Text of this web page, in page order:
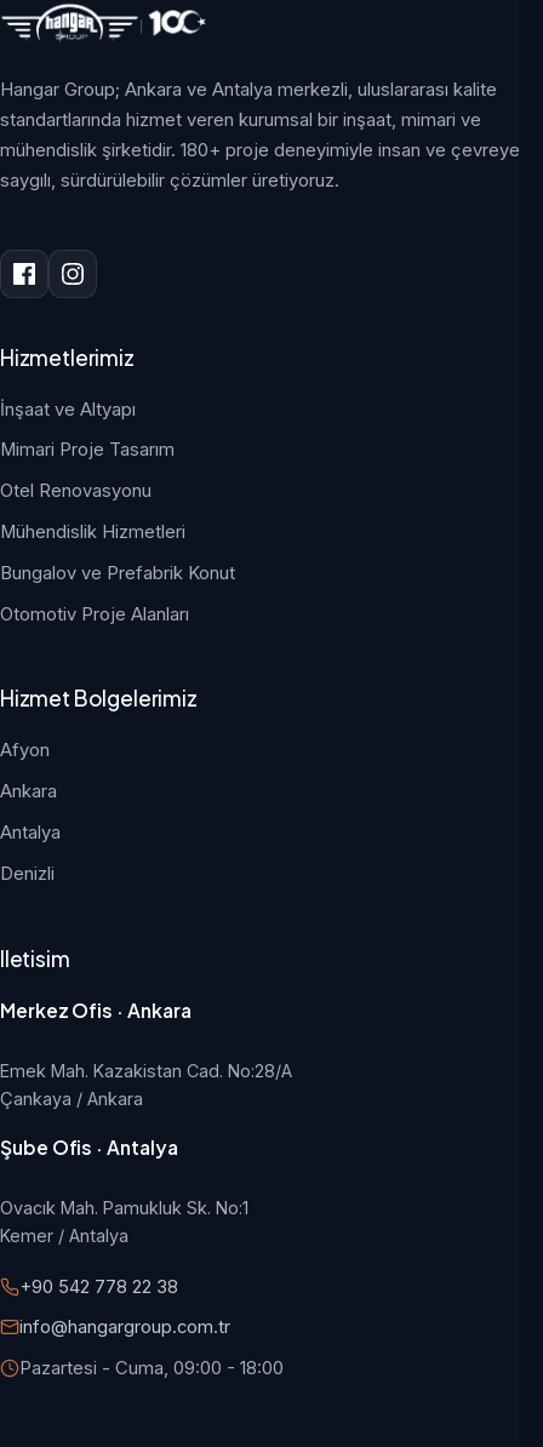
Hangar Group; Ankara ve Antalya merkezli, uluslararası kalite
standartlarında hizmet veren kurumsal bir inşaat, mimari ve
mühendislik şirketidir. 180+ proje deneyimiyle insan ve çevreye
saygılı, sürdürülebilir çözümler üretiyoruz.
Hizmetlerimiz
İnşaat ve Altyapı
Mimari Proje Tasarım
Otel Renovasyonu
Mühendislik Hizmetleri
Bungalov ve Prefabrik Konut
Otomotiv Proje Alanları
Hizmet Bolgelerimiz
Afyon
Ankara
Antalya
Denizli
Iletisim
Merkez Ofis · Ankara
Emek Mah. Kazakistan Cad. No:28/A
Çankaya / Ankara
Şube Ofis · Antalya
Ovacık Mah. Pamukluk Sk. No:1
Kemer / Antalya
+90 542 778 22 38
info@hangargroup.com.tr
Pazartesi - Cuma, 09:00 - 18:00